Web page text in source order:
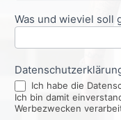
Was und wieviel soll
Ich habe die
Ich bin damit
Werbezwecken